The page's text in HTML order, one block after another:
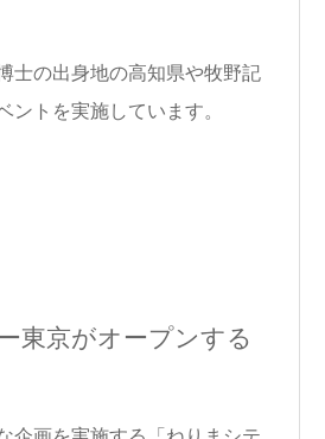
士の出身地の高知県や牧野記
トを実施しています。
東京がオープンする